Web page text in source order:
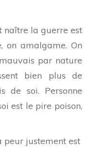
naître la guerre est
on amalgame. On
par nature
bien plus de
de soi. Personne
est le pire poison,
peur justement est